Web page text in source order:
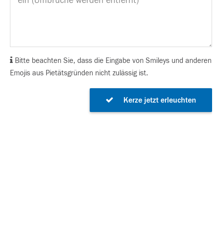
Bitte beachten Sie, dass die Eingabe von Smileys und anderen
Emojis aus Pietätsgründen nicht zulässig ist.
Kerze jetzt erleuchten